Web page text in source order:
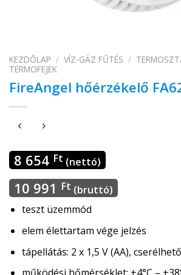
KEZDŐLAP / VÍZ-GÁZ FŰTÉS /
TERMOFEJEK
FireAngel hőérzékelő
8 654 Ft (nettó)
10 991 Ft (bruttó)
teszt üzemmód
elem élettartam vége jelzés
tápellátás: 2 x 1,5 V (AA),